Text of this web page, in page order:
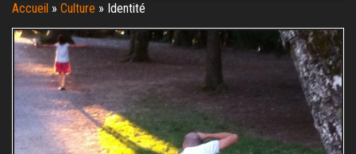
Accueil » Culture » Identité